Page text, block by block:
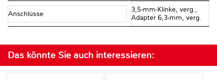
Anschlüsse
3,5-mm-Klinke, verg.,
Adapter 6,3-mm, verg.
Das könnte Sie auch interessieren: